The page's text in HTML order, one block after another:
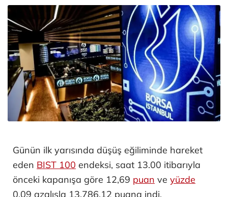
Günün ilk yarısında düşüş eğiliminde hareket
eden BIST 100 endeksi, saat 13.00 itibarıyla
önceki kapanışa göre 12,69 puan ve yüzde
0,09 azalışla 13.786,12 puana indi.